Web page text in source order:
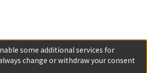
and JAIRO Crawler-List
some additional services for
always change or withdraw your consent